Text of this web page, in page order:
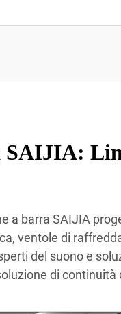
a barra SAIJIA
ventole di
del suono e
di